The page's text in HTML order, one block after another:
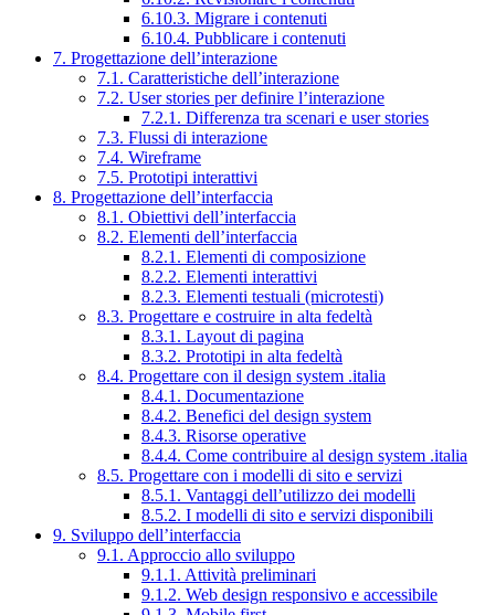
6.10.3. Migrare i contenuti
6.10.4. Pubblicare i contenuti
7. Progettazione dell’interazione
7.1. Caratteristiche dell’interazione
7.2. User stories per definire l’interazione
7.2.1. Differenza tra scenari e user stories
7.3. Flussi di interazione
7.4. Wireframe
7.5. Prototipi interattivi
8. Progettazione dell’interfaccia
8.1. Obiettivi dell’interfaccia
8.2. Elementi dell’interfaccia
8.2.1. Elementi di composizione
8.2.2. Elementi interattivi
8.2.3. Elementi testuali (microtesti)
8.3. Progettare e costruire in alta fedeltà
8.3.1. Layout di pagina
8.3.2. Prototipi in alta fedeltà
8.4. Progettare con il design system .italia
8.4.1. Documentazione
8.4.2. Benefici del design system
8.4.3. Risorse operative
8.4.4. Come contribuire al design system .italia
8.5. Progettare con i modelli di sito e servizi
8.5.1. Vantaggi dell’utilizzo dei modelli
8.5.2. I modelli di sito e servizi disponibili
9. Sviluppo dell’interfaccia
9.1. Approccio allo sviluppo
9.1.1. Attività preliminari
9.1.2. Web design responsivo e accessibile